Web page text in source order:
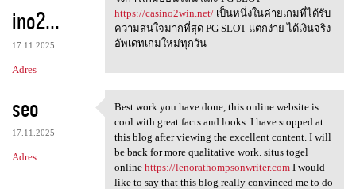
ino2...
17.11.2025
Adres
https://casino2win.net/เป็นหนึ่งในค่ายเกมที่ได้รับ
ความสนใจมากที่สุด PG SLOT แตกง่าย ได้เงินจริง
อัพเดทเกมใหม่ทุกวัน
seo
17.11.2025
Adres
Best work you have done, this
Best work you have done, this online website is
cool with great facts and looks. I have stopped at
this blog after viewing the excellent content. I will
be back for more qualitative work. situs togel
online https://lenorathompsonwriter.comI would
like to say that this blog really convinced me to do